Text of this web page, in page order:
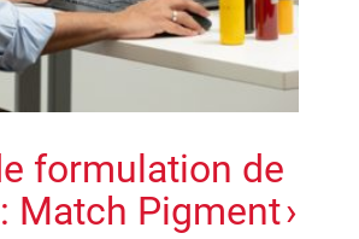
formulation de
Match Pigment